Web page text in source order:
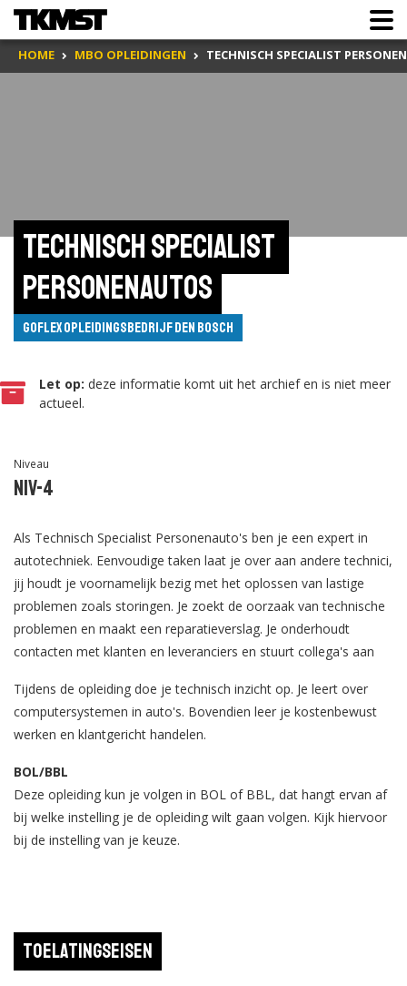
HOME MBO OPLEIDINGEN TECHNISCH SPECIALIST
Technisch Specialist
Personenautos
Goflex Opleidingsbedrijf Den Bosch
Let op: deze informatie komt uit het archief en is niet meer
actueel.
Niveau
Niv-4
Als Technisch Specialist Personenauto's ben je een expert in
autotechniek. Eenvoudige taken laat je over aan andere technici,
jij houdt je voornamelijk bezig met het oplossen van lastige
problemen zoals storingen. Je zoekt de oorzaak van technische
problemen en maakt een reparatieverslag. Je onderhoudt
contacten met klanten en leveranciers en stuurt collega's aan
Tijdens de opleiding doe je technisch inzicht op. Je leert over
computersystemen in auto's. Bovendien leer je kostenbewust
werken en klantgericht handelen.
BOL/BBL
Deze opleiding kun je volgen in BOL of BBL, dat hangt ervan af
bij welke instelling je de opleiding wilt gaan volgen. Kijk hiervoor
bij de instelling van je keuze.
Toelatingseisen